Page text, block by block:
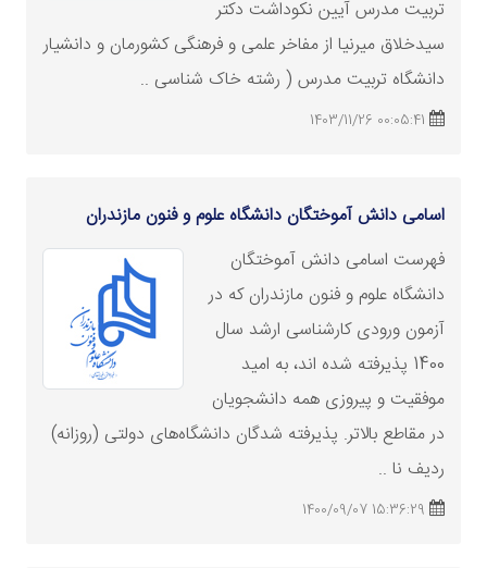
تربیت مدرس آیین نکوداشت دکتر
سیدخلاق میرنیا از مفاخر علمی و فرهنگی کشورمان و دانشیار
دانشگاه تربیت مدرس ( رشته خاک شناسی ..
00:05:41 1403/11/26
اسامی دانش‏ آموختگان دانشگاه علوم و فنون مازندران
فهرست اسامی دانش‏ آموختگان
دانشگاه علوم و فنون مازندران که در
آزمون ورودی کارشناسی ارشد سال
1400 پذیرفته شده‏ اند، به امید
موفقیت و پیروزی همه دانشجویان
در مقاطع بالاتر. پذیرفته شدگان دانشگاه‌های دولتی (روزانه)
ردیف نا ..
15:36:29 1400/09/07